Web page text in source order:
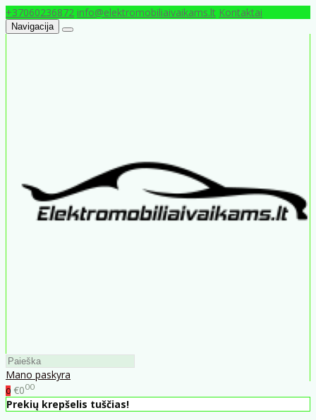
+37060236872 info@elektromobiliaivaikams.lt Kontaktai
Navigacija
Mano paskyra
0 €000
Prekių krepšelis tuščias!